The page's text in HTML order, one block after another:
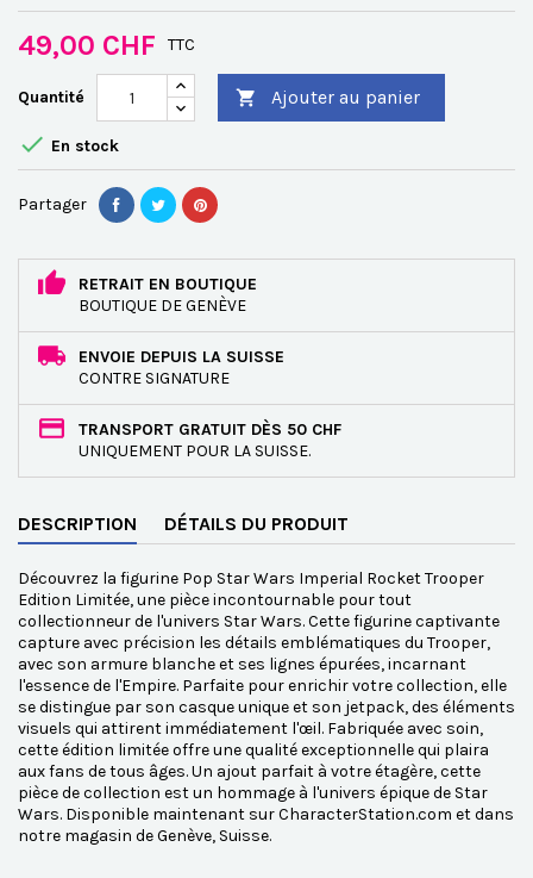
49,00 CHF TTC
Quantité  Ajouter au panier
 En stock
Partager
RETRAIT EN BOUTIQUE
BOUTIQUE DE GENÈVE
ENVOIE DEPUIS LA SUISSE
CONTRE SIGNATURE
TRANSPORT GRATUIT DÈS 50 CHF
UNIQUEMENT POUR LA SUISSE.
DESCRIPTION DÉTAILS DU PRODUIT
Découvrez la figurine Pop Star Wars Imperial Rocket Trooper
Edition Limitée, une pièce incontournable pour tout
collectionneur de l'univers Star Wars. Cette figurine captivante
capture avec précision les détails emblématiques du Trooper,
avec son armure blanche et ses lignes épurées, incarnant
l'essence de l'Empire. Parfaite pour enrichir votre collection, elle
se distingue par son casque unique et son jetpack, des éléments
visuels qui attirent immédiatement l'œil. Fabriquée avec soin,
cette édition limitée offre une qualité exceptionnelle qui plaira
aux fans de tous âges. Un ajout parfait à votre étagère, cette
pièce de collection est un hommage à l'univers épique de Star
Wars. Disponible maintenant sur CharacterStation.com et dans
notre magasin de Genève, Suisse.